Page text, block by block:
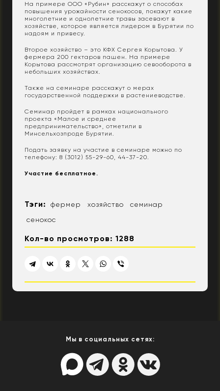
На примере ООО «Рубин» расскажут о способах
повышения урожайности сенокосов, покажут какие
многолетние и однолетние травы засевают в
хозяйстве, которое является лидером в Бурятии по
надоям и привесу.
Второе хозяйство – это КФХ Сергея Корытова. У
фермера 200 гектаров пашен. На примере
Корытова рассмотрят организацию севооборота в
небольших хозяйствах.
Также на семинаре расскажут о мерах
государственной поддержки в растениеводстве.
Семинар пройдет в рамках национального
проекта «Малое и среднее
предпринимательство», отметили в
Минсельхозпроде Бурятии.
Подать заявку на участие в семинаре можно по
телефону: 8 (3012) 55-29-60, 44-37-20.
Участие бесплатное.
Тэги: фермер хозяйство
семинар
сенокос
Кол-во просмотров: 1288
Мы в социальных сетях: